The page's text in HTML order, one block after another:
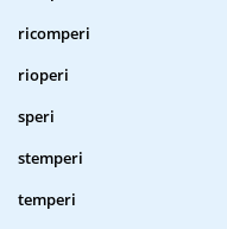
ricomperi
rioperi
speri
stemperi
temperi